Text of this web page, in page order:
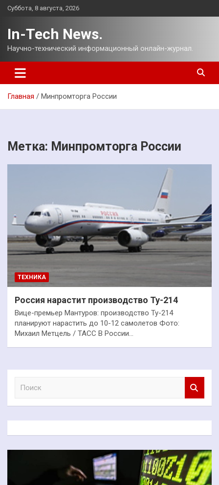
Перейти
Суббота, 8 августа, 2026
In-Tech News.
Научно-технический информационный онлайн-журнал.
Главная Минпромторга России
Метка: Минпромторга России
ТЕХНИКА
Россия нарастит производство Ту-214
Вице-премьер Мантуров: производство Ту-214
планируют нарастить до 10-12 самолетов Фото:
Михаил Метцель / ТАСС В России…
к